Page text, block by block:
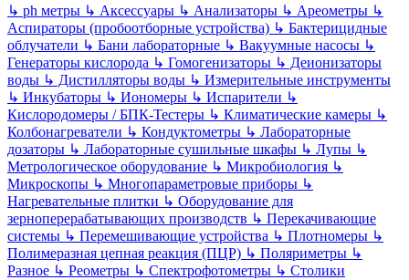
↳ ph метры ↳ Аксессуары ↳ Анализаторы ↳ Ареометры ↳
Аспираторы (пробоотборные устройства) ↳ Бактерицидные
облучатели ↳ Бани лабораторные ↳ Вакуумные насосы ↳
Генераторы кислорода ↳ Гомогенизаторы ↳ Деионизаторы
воды ↳ Дистилляторы воды ↳ Измерительные инструменты
↳ Инкубаторы ↳ Иономеры ↳ Испарители ↳
Кислородомеры / БПК-Тестеры ↳ Климатические камеры ↳
Колбонагреватели ↳ Кондуктометры ↳ Лабораторные
дозаторы ↳ Лабораторные сушильные шкафы ↳ Лупы ↳
Метрологическое оборудование ↳ Микробиология ↳
Микроскопы ↳ Многопараметровые приборы ↳
Нагревательные плитки ↳ Оборудование для
зерноперерабатывающих производств ↳ Перекачивающие
системы ↳ Перемешивающие устройства ↳ Плотномеры ↳
Полимеразная цепная реакция (ПЦР) ↳ Поляриметры ↳
Разное ↳ Реометры ↳ Спектрофотометры ↳ Столики